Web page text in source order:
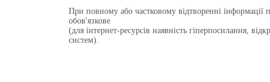
При повному або частковому відтворенні інформації
обов'язкове
(для інтернет-ресурсів наявність гіперпосилання,
систем).